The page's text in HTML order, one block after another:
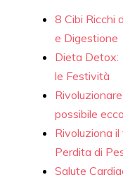
8 Cibi Ricchi
e Digestione
Dieta Detox:
le Festività
possibile
Rivoluziona
Perdita di
Salute